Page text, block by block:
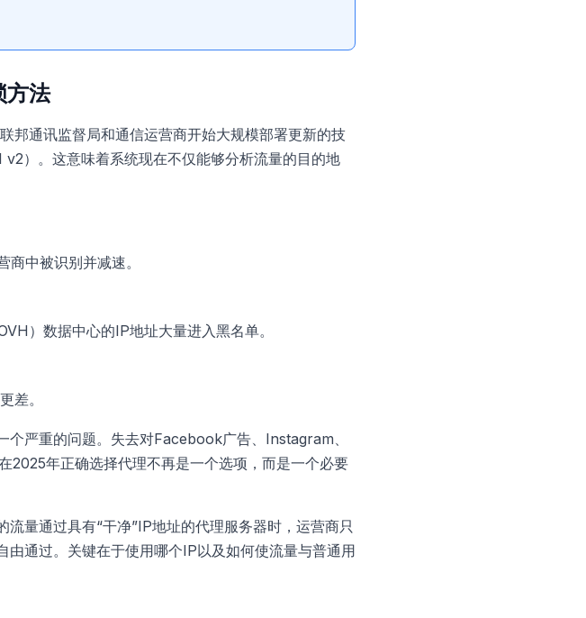
方法
邦通讯监督局和通信运营商开始大规模部署更新的技
）。这意味着系统现在不仅能够分析流量的目的地
中被识别并减速。
）数据中心的IP地址大量进入黑名单。
差。
严重的问题。失去对Facebook广告、Instagram、
2025年正确选择代理不再是一个选项，而是一个必要
量通过具有“干净”IP地址的代理服务器时，运营商只
通过。关键在于使用哪个IP以及如何使流量与普通用